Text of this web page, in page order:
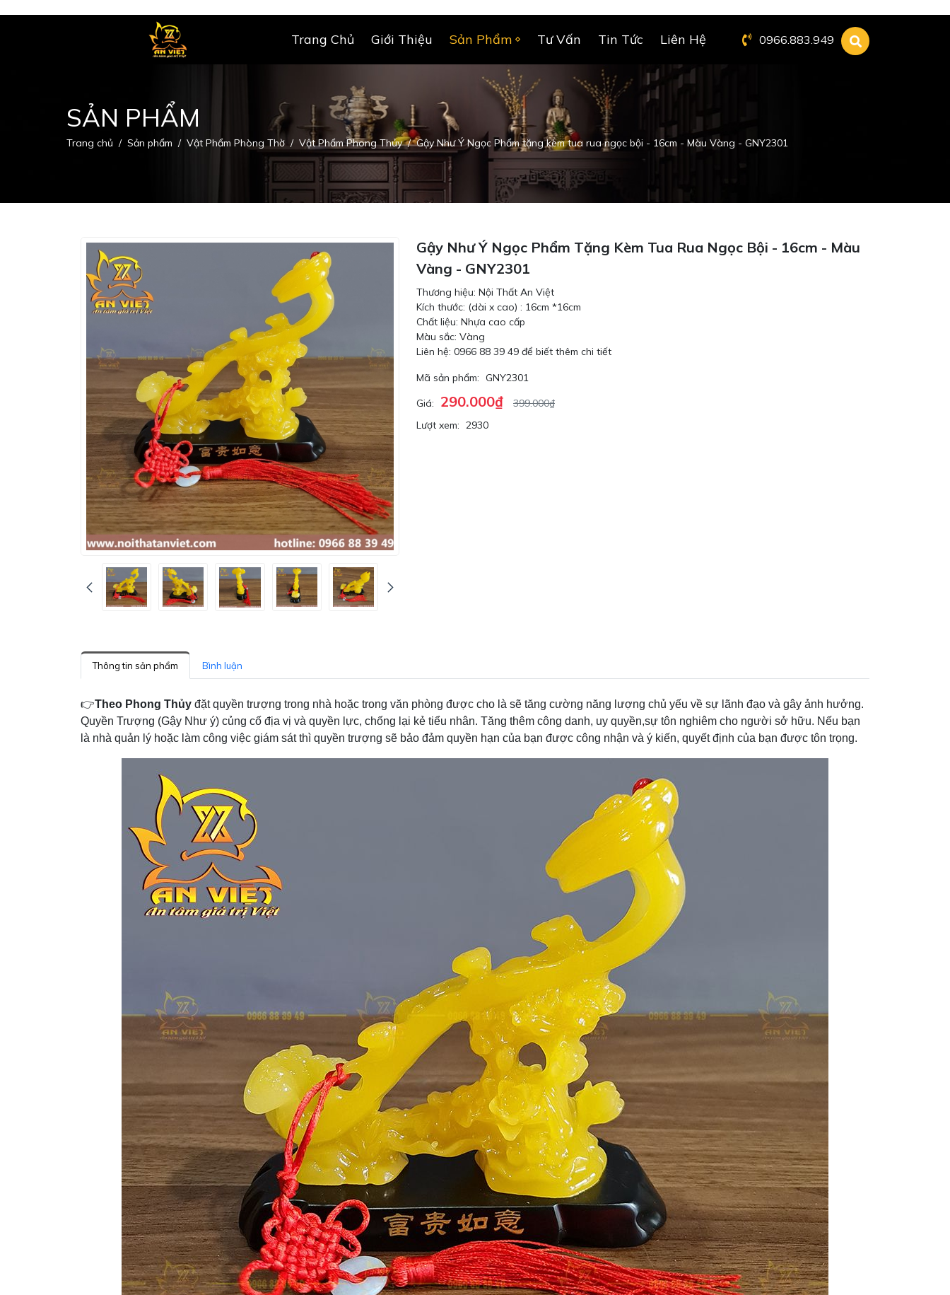
Trang Chủ Giới Thiệu Sản Phẩm Tư Vấn Tin Tức Liên Hệ 0966.883.949
SẢN PHẨM
Trang chủ Sản phẩm Vật Phẩm Phòng Thờ Vật Phẩm Phong Thủy Gậy Như Ý Ngọc Phẩm tặng kèm tua rua ngọc bội - 16cm - Màu Vàng - GNY2301
Gậy Như Ý Ngọc Phẩm Tặng Kèm Tua Rua Ngọc Bội - 16cm - Màu
Vàng - GNY2301
Thương hiệu: Nội Thất An Việt
Kích thước: (dài x cao) : 16cm *16cm
Chất liệu: Nhựa cao cấp
Màu sắc: Vàng
Liên hệ: 0966 88 39 49 để biết thêm chi tiết
Mã sản phẩm: GNY2301
Giá:
290.000₫
399.000₫
Lượt xem: 2930
Thông tin sản phẩm Bình luận
👉Theo Phong Thủy đặt quyền trượng trong nhà hoặc trong văn phòng được cho là sẽ tăng cường năng lượng chủ yếu về sự lãnh đạo và gây ảnh hưởng.
Quyền Trượng (Gậy Như ý) củng cố địa vị và quyền lực, chống lại kẻ tiểu nhân. Tăng thêm công danh, uy quyền,sự tôn nghiêm cho người sở hữu. Nếu bạn
là nhà quản lý hoặc làm công việc giám sát thì quyền trượng sẽ bảo đảm quyền hạn của bạn được công nhận và ý kiến, quyết định của bạn được tôn trọng.